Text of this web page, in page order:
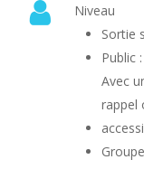
Niveau
Sortie
Public
Avec
rappel